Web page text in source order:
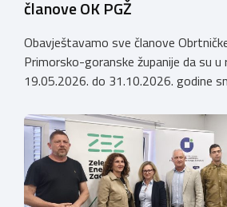
članove OK PGŽ
Obavještavamo sve članove
Primorsko-goranske županije da su u
19.05.2026. do 31.10.2026. godine
kreditna banka Umag d.d. odobrava
komore Primorsko-goranske
Sporazuma o poslovnoj suradnji za
zaključenog 9. prosinca 2025. godine,
Krediti za namjene […]